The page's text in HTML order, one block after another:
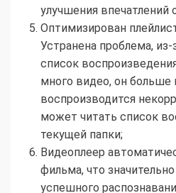
улучшения впечатлений
Оптимизирован
Устранена проблема, из-
список
много видео, он больше
воспроизводится
может читать список
текущей папки;
Видеоплеер
фильма, что
успешного